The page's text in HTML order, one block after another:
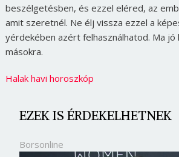
beszélgetésben, és ezzel eléred, az
amit szeretnél. Ne élj vissza ezzel a
yérdekében azért felhasználhatod. Ma jó
másokra.
Halak havi horoszkóp
EZEK IS ÉRDEKELHETNEK
Borsonline